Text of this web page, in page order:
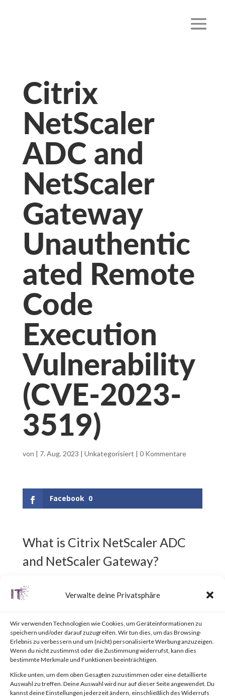
Verwalte deine Privatsphäre
Wir verwenden Technologien wie Cookies, um Geräteinformationen zu
speichern und/oder darauf zuzugreifen. Wir tun dies, um das Browsing-
Erlebnis zu verbessern und um (nicht) personalisierte Werbung anzuzeigen.
Wenn du nicht zustimmst oder die Zustimmung widerrufst, kann dies
bestimmte Merkmale und Funktionen beeinträchtigen.
Klicke unten, um dem oben Gesagten zuzustimmen oder eine detaillierte
Auswahl zu treffen. Deine Auswahl wird nur auf dieser Seite angewendet. Du
kannst deine Einstellungen jederzeit ändern, einschließlich des Widerrufs
Citrix
NetScaler
ADC and
NetScaler
Gateway
Unauthentic
ated Remote
Code
Execution
Vulnerability
(CVE-2023-
3519)
von | 7. Aug. 2023 | Unkategorisiert | 0 Kommentare
Facebook 0
What is Citrix NetScaler ADC
and NetScaler Gateway?
Citrix NetScaler ADC,
is an Application Delivery
Controller (ADC) designed to
achieve secure and optimized
network traffic.